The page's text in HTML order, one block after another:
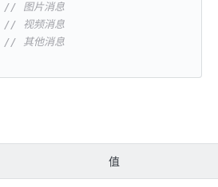
// 图片消息
// 视频消息
// 其他消息
值